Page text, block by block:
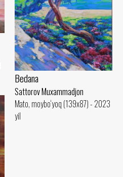
Bedana
Sattorov Muxammadjon
Mato, moybo‘yoq (139x87) - 2023
yil